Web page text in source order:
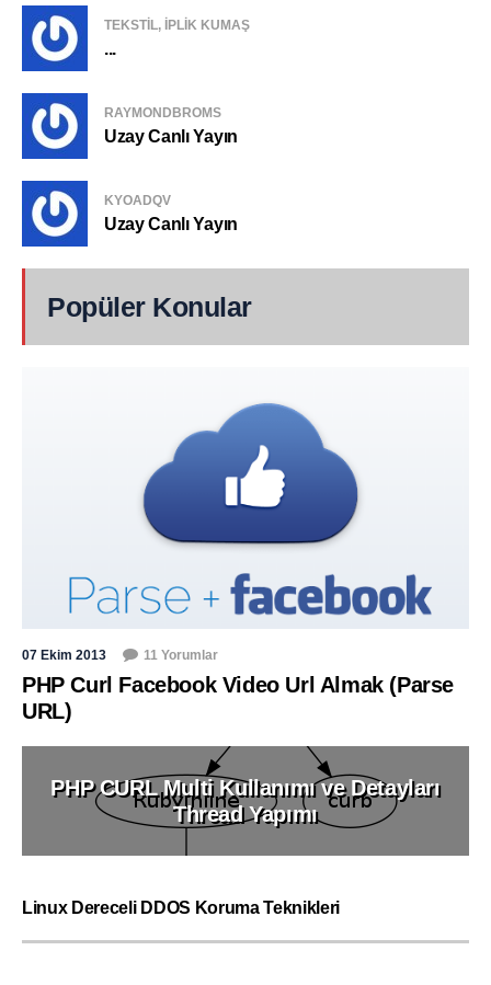
TEKSTIL, IPLIK KUMAŞ
...
RAYMONDBROMS
Uzay Canlı Yayın
KYOADQV
Uzay Canlı Yayın
Popüler Konular
07 Ekim 2013 11 Yorumlar
PHP Curl Facebook Video Url Almak (Parse
URL)
PHP CURL Multi Kullanımı ve Detayları
Thread Yapımı
Linux Dereceli DDOS Koruma Teknikleri